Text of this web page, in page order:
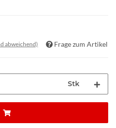
abweichend) Frage zum Artikel
Stk